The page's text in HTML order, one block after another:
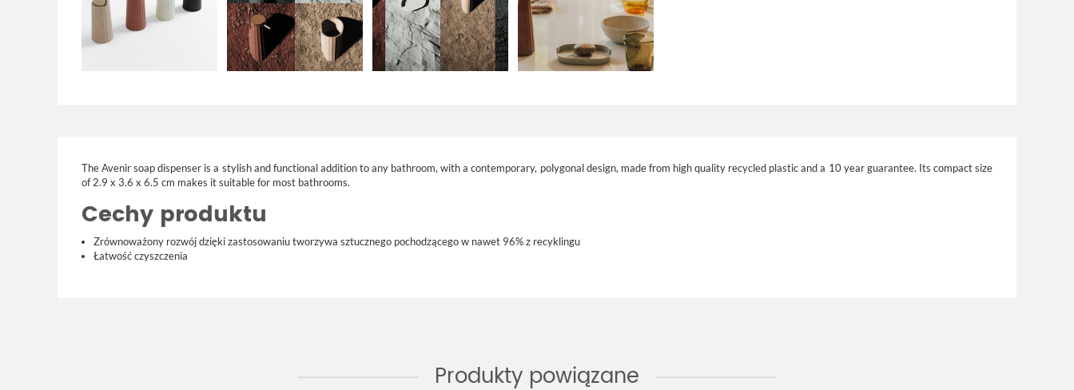
The Avenir soap dispenser is a stylish and functional addition to any bathroom, with a contemporary, polygonal design, made from high quality recycled plastic and a 10 year guarantee. Its compact size
of 2.9 x 3.6 x 6.5 cm makes it suitable for most bathrooms.
Cechy produktu
Zrównoważony rozwój dzięki zastosowaniu tworzywa sztucznego pochodzącego w nawet 96% z recyklingu
Łatwość czyszczenia
Produkty powiązane